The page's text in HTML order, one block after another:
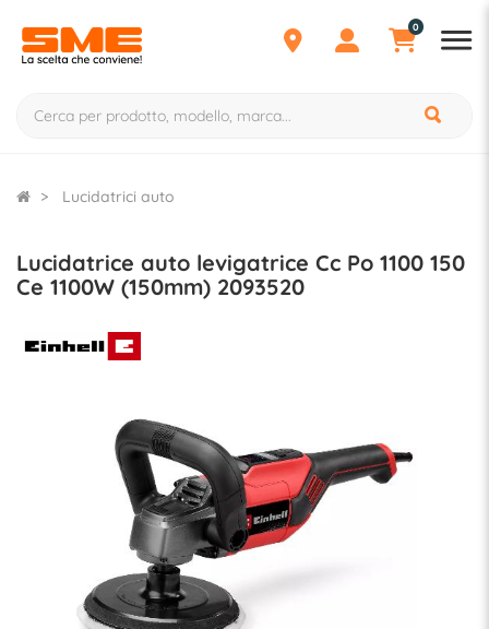
0
Lucidatrici auto
Lucidatrice auto levigatrice Cc Po 1100 150
Ce 1100W (150mm) 2093520